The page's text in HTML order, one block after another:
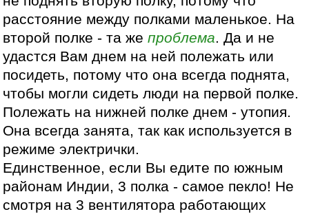
расстояние между полками маленькое. На
второй полке - та жепроблема. Да и не
удастся Вам днем на ней полежать или
посидеть, потому что она всегда поднята,
чтобы могли сидеть люди на первой полке.
Полежать на нижней полке днем - утопия.
Она всегда занята, так как используется в
режиме электрички.
Единственное, если Вы едите по южным
районам Индии, 3 полка - самое пекло! Не
смотря на 3 вентилятора работающих